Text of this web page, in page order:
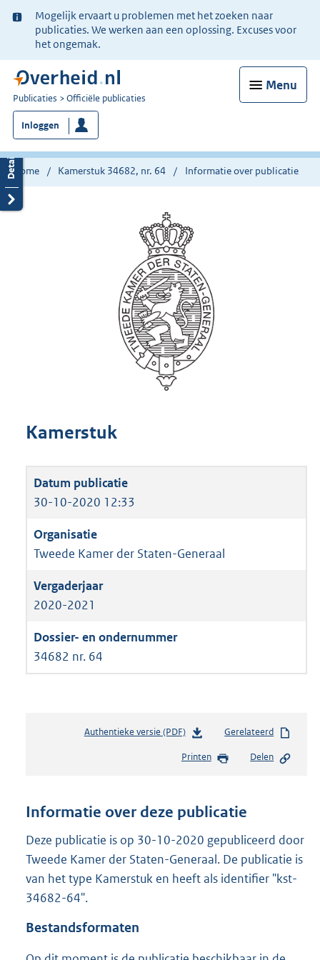
Ter
informatie:
Mogelijk ervaart u problemen met het zoeken naar
publicaties. We werken aan een oplossing. Excuses voor
het ongemak.
Menu
U
bent
nu
hier:
Publicaties Officiële publicaties
Inloggen
Home Kamerstuk 34682, nr. 64 Informatie over publicatie
Kamerstuk
30-10-2020 12:33
Tweede Kamer der Staten-Generaal
2020-2021
34682 nr. 64
Authentieke versie (PDF)b
s
n
s
r
o
:
Gerelateerd
Printen Delen
Informatie over deze publicatie
Deze publicatie is op 30-10-2020 gepubliceerd door
Tweede Kamer der Staten-Generaal. De publicatie is
van het type Kamerstuk en heeft als identifier "kst-
34682-64".
Bestandsformaten